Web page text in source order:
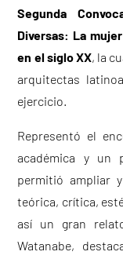
Segunda
Diversas: La
en el siglo XX, la
arquitectas
ejercicio.
Representó el
académica y un
permitió ampliar
teórica, crítica,
así un gran
Watanabe,